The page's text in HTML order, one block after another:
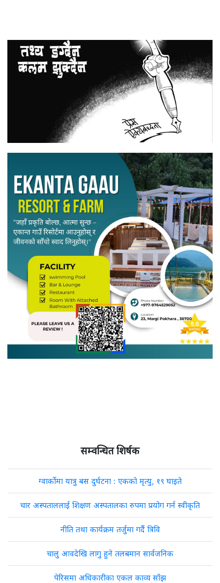
सम्वन्धित शिर्षक
ग्वार्कोमा यात्रु बस दुर्घटना : एकको मृत्यु, १९ घाइते
चार अस्पताललाई शिक्षण अस्पतालका रुपमा प्रयोग गर्न स्वीकृति
नीति तथा कार्यक्रम तर्जुमा गर्दै त्रिवि
चालु आवदेखि लागु हुने तलबमान सार्वजनिक
पेरिसमा अधिकारीका एकल काव्य साँझ